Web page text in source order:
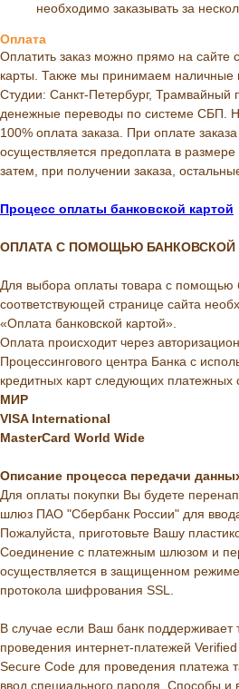
необходимо заказывать за
Оплата
Оплатить заказ можно прямо на сайте
карты. Также мы принимаем наличные
Студии: Санкт-Петербург, Трамвайный
денежные переводы по системе СБП.
100% оплата заказа. При оплате
осуществляется предоплата в размере
затем, при получении заказа,
Процесс оплаты банковской картой
ОПЛАТА С ПОМОЩЬЮ БАНКОВСКОЙ
Для выбора оплаты товара с помощью
соответствующей странице сайта
«Оплата банковской картой».
Оплата происходит через
Процессингового центра Банка с
кредитных карт следующих платежных
МИР
VISA International
MasterCard World Wide
Описание процесса передачи
Для оплаты покупки Вы будете
шлюз ПАО "Сбербанк России" для
Пожалуйста, приготовьте Вашу
Соединение с платежным шлюзом и
осуществляется в защищенном
протокола шифрования SSL.
В случае если Ваш банк поддерживает
проведения интернет-платежей
Secure Code для проведения платежа
ввод специального пароля. Способы и